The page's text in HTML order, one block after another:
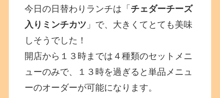
今日の日替わりランチは「 チェダーチーズ
入りミンチカツ 」で、大きくてとても美味
しそうでした！
開店から１３時までは４種類のセットメニ
ューのみで、１３時を過ぎると単品メニュ
ーのオーダーが可能になります。